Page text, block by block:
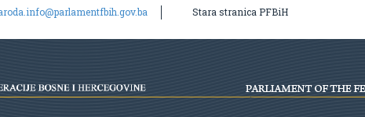
public_html/v2/hr/propis.php
Stara stranica PFBiH